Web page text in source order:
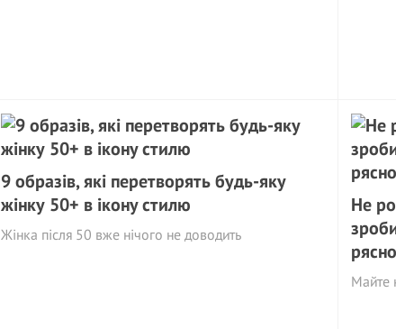
9 образів, які перетворять будь-яку
жінку 50+ в iконy cтилю
Жінка після 50 вже нічого не доводить
Не
Майте